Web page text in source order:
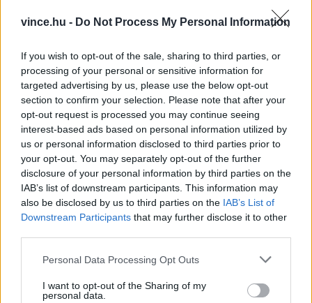
vince.hu - Do Not Process My Personal Information
If you wish to opt-out of the sale, sharing to third parties, or
processing of your personal or sensitive information for
targeted advertising by us, please use the below opt-out
section to confirm your selection. Please note that after your
opt-out request is processed you may continue seeing
interest-based ads based on personal information utilized by
us or personal information disclosed to third parties prior to
your opt-out. You may separately opt-out of the further
disclosure of your personal information by third parties on the
IAB’s list of downstream participants. This information may
also be disclosed by us to third parties on the IAB’s List of
Downstream Participants that may further disclose it to other
Please note that this website/app uses one or more Google
not limited to your visit or usage behaviour. You may click to
grant or deny consent to Google and its third-party tags to
Personal Data Processing Opt Outs
I want to opt-out of the Sharing of my
personal data.
Alternatív megoldásként a gyümölcsöket a
kertben vagy a farmon a vadon élő állatoknak is
kihelyezhetjük, hiszen sok faj szívesen fogyasztja,
így a termés hasznos szerepet kap
az ökoszisztémában. Mindig ügyeljünk arra, hogy